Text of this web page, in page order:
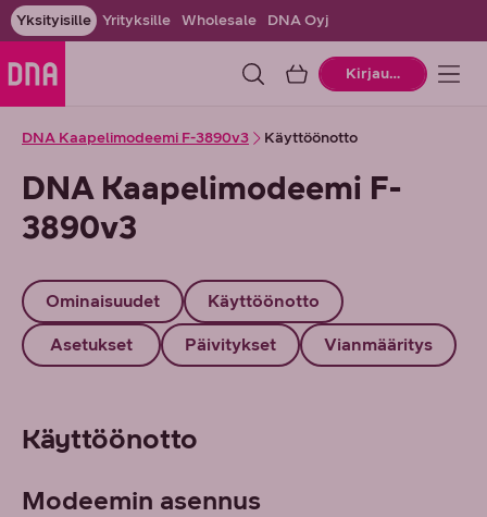
Yksityisille Yrityksille Wholesale DNA Oyj
OstoskoriKirjaudu
DNA Kaapelimodeemi F-3890v3 Käyttöönotto
DNA Kaapelimodeemi F-
3890v3
Ominaisuudet Käyttöönotto
Asetukset Päivitykset Vianmääritys
Käyttöönotto
Modeemin asennus